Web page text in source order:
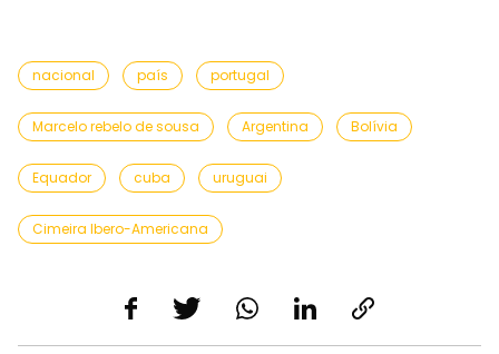
nacional país portugal
Marcelo rebelo de sousa Argentina Bolívia
Equador cuba uruguai
Cimeira Ibero-Americana